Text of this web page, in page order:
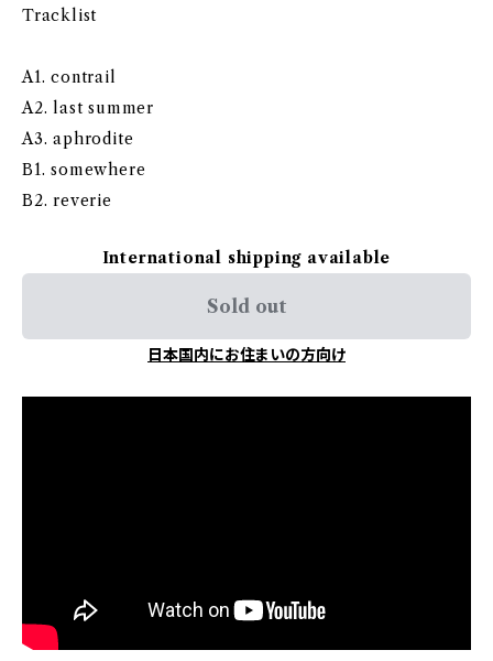
Tracklist
A1. contrail
A2. last summer
A3. aphrodite
B1. somewhere
B2. reverie
International shipping available
Sold out
日本国内にお住まいの方向け